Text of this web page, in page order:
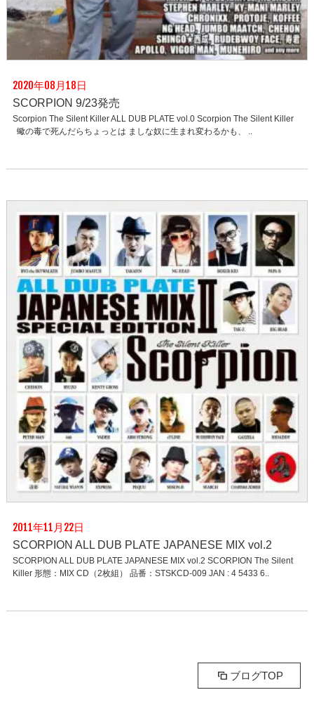
2020年08月18日
SCORPION 9/23発売
Scorpion The Silent Killer ALL DUB PLATE vol.0 Scorpion The Silent Killer
蠍の毒で死んだらちょっとは ましな奴に生まれ変わるかも、 ..
2011年11月22日
SCORPION ALL DUB PLATE JAPANESE MIX vol.2
SCORPION ALL DUB PLATE JAPANESE MIX vol.2 SCORPION The Silent
Killer 形態：MIX CD（2枚組） 品番：STSKCD-009 JAN : 4 5433 6..
ブログTOP